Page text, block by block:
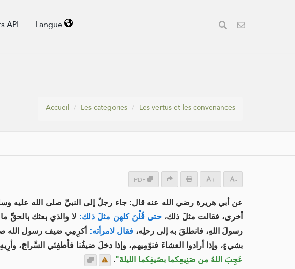
API Langue
Accueil Les catégories Les vertus et les convenances
PDF + -
عن أبي هريرة رضي الله عنه قال: جاء رجلٌ إلى النبيِّ صلى الله عليه
أخرى، فقالت مثلَ ذلك، حتى قُلْنَ كلهن مثلَ ذلك: لا والذي بعثك بالحقِّ
رسولَ اللهِ، فانطلقَ به إلى رحلِه، فقال لامرأته: أكرِمِي ضيف رسول الله
بشيءٍ، وإذا أرادوا العشاءَ فنوّمِيهم، وإذا دخلَ ضيفُنا فأطفِئي السِّراجَ،
عَجِبَ اللهُ من صَنِيعِكما بضَيفِكما الليلةَ".